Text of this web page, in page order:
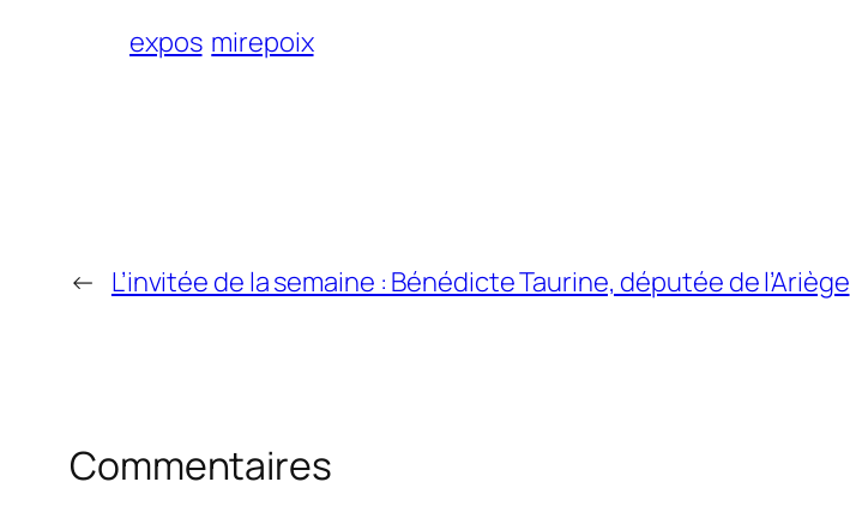
expos mirepoix
← L’invitée de la semaine : Bénédicte Taurine, députée de l’Ariège
Commentaires